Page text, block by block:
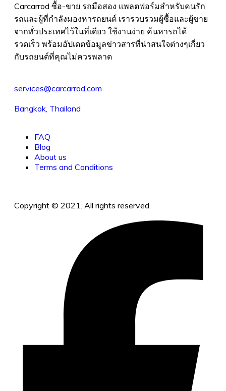
Carcarrod ซื้อ-ขาย รถมือสอง แพลตฟอร์มสำหรับคนรัก
รถและผู้ที่กำลังมองหารถยนต์ เรารวบรวมผู้ซื้อและผู้ขาย
จากทั่วประเทศไว้ในที่เดียว ใช้งานง่าย ค้นหารถได้
รวดเร็ว พร้อมอัปเดตข้อมูลข่าวสารที่น่าสนใจต่างๆเกี่ยว
กับรถยนต์ที่คุณไม่ควรพลาด
services@carcarrod.com
Bangkok, Thailand
FAQ
Blog
About us
Terms and Conditions
Copyright © 2021. All rights reserved.